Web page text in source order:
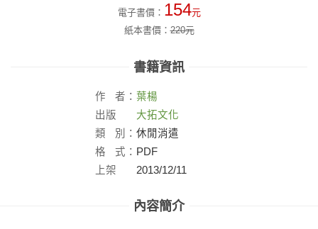
電子書價： 154元
紙本書價：220元
書籍資訊
作 者： 葉楊
出版
社：
大拓文化
類
別： 休閒消遣
格
式： PDF
上架
2013/12/11
內容簡介